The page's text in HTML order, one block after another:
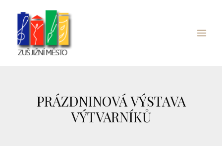
Menu
PRÁZDNINOVÁ VÝSTAVA
VÝTVARNÍKŮ